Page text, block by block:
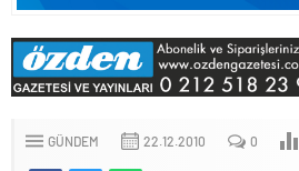
GÜNDEM 22.12.2010 0